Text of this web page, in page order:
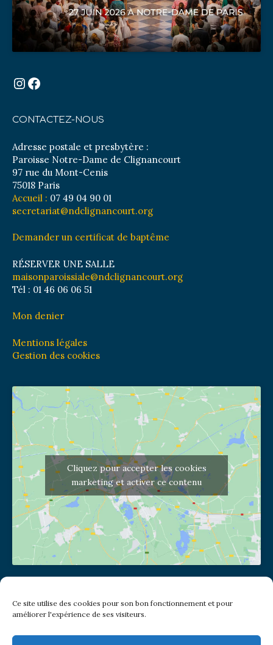
Ce site utilise des cookies pour son bon fonctionnement et pour
améliorer l'expérience de ses visiteurs.
Instagram
Facebook
CONTACTEZ-NOUS
Adresse postale et presbytère :
Paroisse Notre-Dame de Clignancourt
97 rue du Mont-Cenis
75018 Paris
Accueil : 07 49 04 90 01
secretariat@ndclignancourt.org
Demander un certificat de baptême
RÉSERVER UNE SALLE
maisonparoissiale@ndclignancourt.org
Tél : 01 46 06 06 51
Mon denier
Mentions légales
Gestion des cookies
Cliquez pour accepter les cookies
marketing et activer ce contenu
(pas de courrier à cette adresse)
2 place Jules Joffrin - 75018
Metro: Jules Joffrin ou Simplon